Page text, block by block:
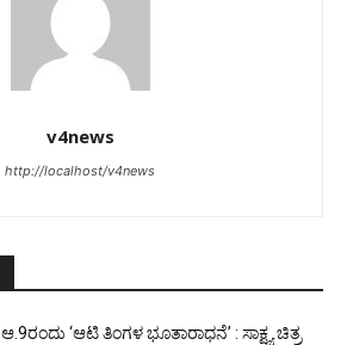
v4news
http://localhost/v4news
ಆ.9ರಂದು ‘ಆಟಿ ತಿಂಗಳ ಭೂತಾರಾಧನೆ’ : ಸಾಕ್ಷ್ಯ ಚಿತ್ರ